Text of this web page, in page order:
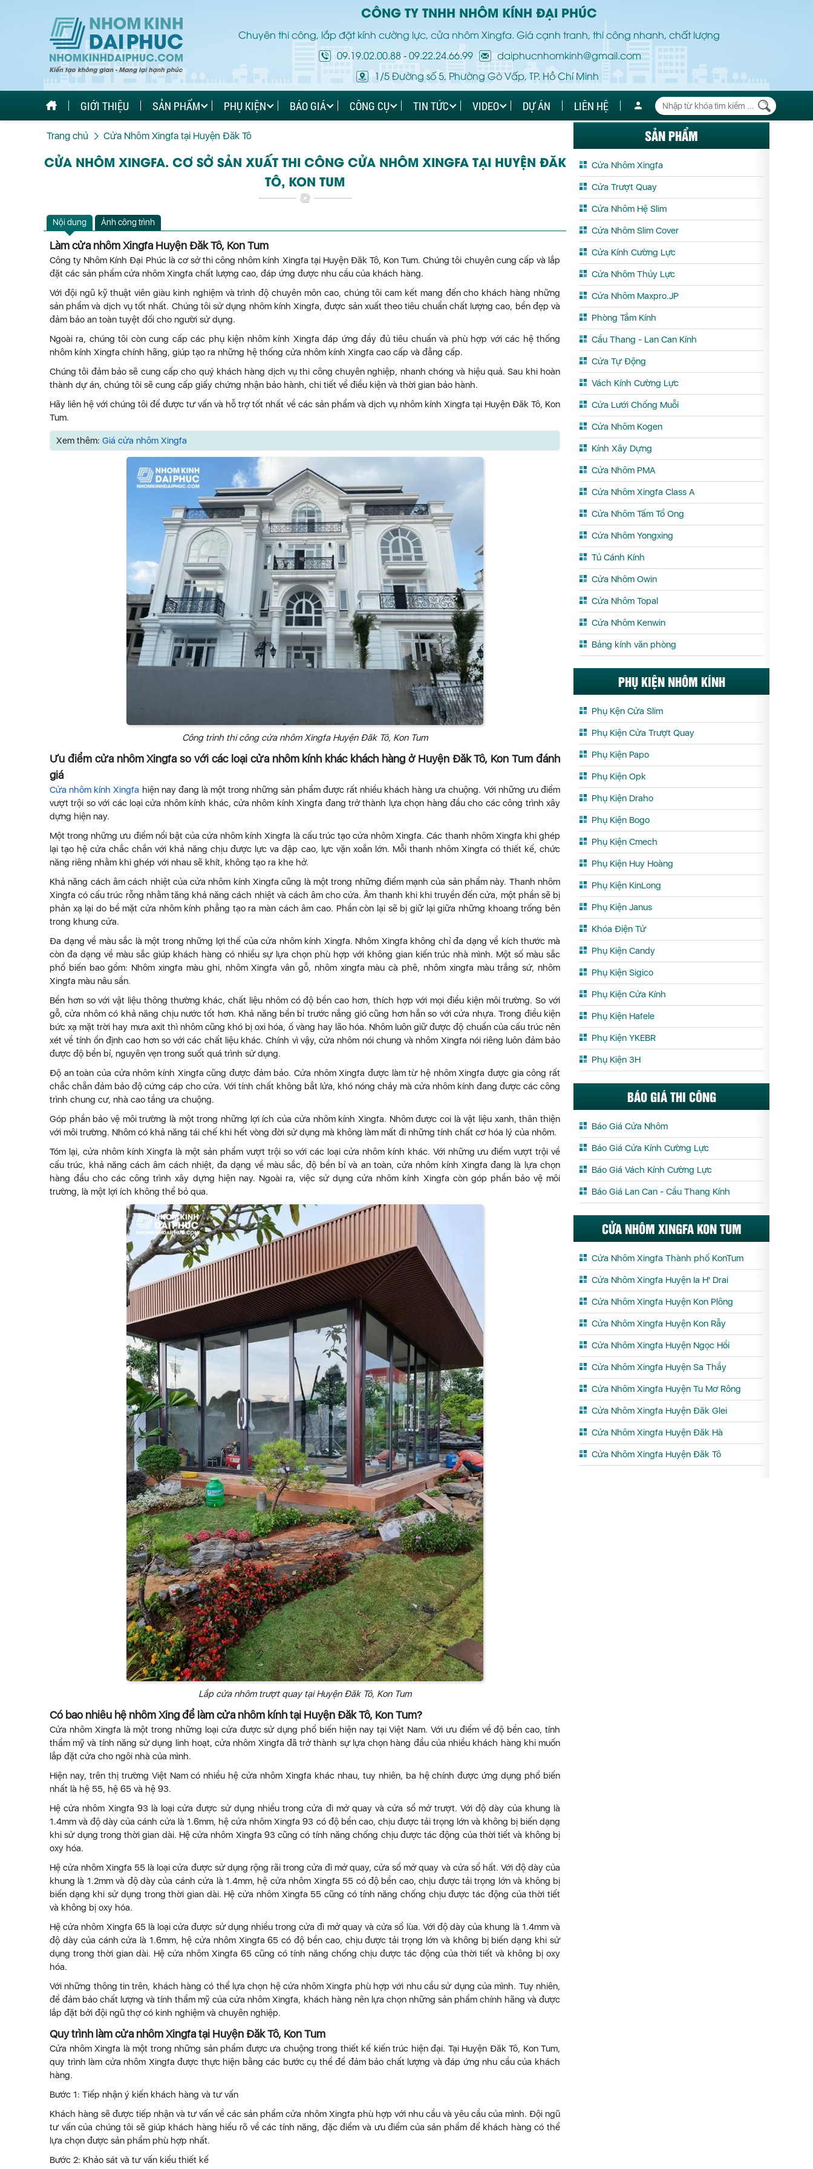
CÔNG TY TNHH NHÔM KÍNH ĐẠI PHÚC
Chuyên thi công, lắp đặt kính cường lực, cửa nhôm Xingfa. Giá cạnh tranh, thi công nhanh, chất lượng
09.19.02.00.88-09.22.24.66.99
daiphucnhomkinh@gmail.com
1/5 Đường số 5, Phường Gò Vấp, TP. Hồ Chí Minh
GIỚI THIỆU SẢN PHẨM PHỤ KIỆN BÁO GIÁ CÔNG CỤ TIN TỨC VIDEO DỰ ÁN LIÊN HỆ
Trang chủ Cửa Nhôm Xingfa tại Huyện Đăk Tô
CỬA NHÔM XINGFA. CƠ SỞ SẢN XUẤT THI CÔNG CỬA NHÔM XINGFA TẠI HUYỆN ĐĂK
TÔ, KON TUM
Nội dung Ảnh công trình
Làm cửa nhôm Xingfa Huyện Đăk Tô, Kon Tum
Công ty Nhôm Kính Đại Phúc là cơ sở thi công nhôm kính Xingfa tại Huyện Đăk Tô, Kon Tum. Chúng tôi chuyên cung cấp và lắp
đặt các sản phẩm cửa nhôm Xingfa chất lượng cao, đáp ứng được nhu cầu của khách hàng.
Với đội ngũ kỹ thuật viên giàu kinh nghiệm và trình độ chuyên môn cao, chúng tôi cam kết mang đến cho khách hàng những
sản phẩm và dịch vụ tốt nhất. Chúng tôi sử dụng nhôm kính Xingfa, được sản xuất theo tiêu chuẩn chất lượng cao, bền đẹp và
đảm bảo an toàn tuyệt đối cho người sử dụng.
Ngoài ra, chúng tôi còn cung cấp các phụ kiện nhôm kính Xingfa đáp ứng đầy đủ tiêu chuẩn và phù hợp với các hệ thống
nhôm kính Xingfa chính hãng, giúp tạo ra những hệ thống cửa nhôm kính Xingfa cao cấp và đẳng cấp.
Chúng tôi đảm bảo sẽ cung cấp cho quý khách hàng dịch vụ thi công chuyên nghiệp, nhanh chóng và hiệu quả. Sau khi hoàn
thành dự án, chúng tôi sẽ cung cấp giấy chứng nhận bảo hành, chi tiết về điều kiện và thời gian bảo hành.
Hãy liên hệ với chúng tôi để được tư vấn và hỗ trợ tốt nhất về các sản phẩm và dịch vụ nhôm kính Xingfa tại Huyện Đăk Tô, Kon
Tum.
Xem thêm: Giá cửa nhôm Xingfa
Công trình thi công cửa nhôm Xingfa Huyện Đăk Tô, Kon Tum
Ưu điểm cửa nhôm Xingfa so với các loại cửa nhôm kính khác khách hàng ở Huyện Đăk Tô, Kon Tum đánh
giá
Cửa nhôm kính Xingfa hiện nay đang là một trong những sản phẩm được rất nhiều khách hàng ưa chuộng. Với những ưu điểm
vượt trội so với các loại cửa nhôm kính khác, cửa nhôm kính Xingfa đang trở thành lựa chọn hàng đầu cho các công trình xây
dựng hiện nay.
Một trong những ưu điểm nổi bật của cửa nhôm kính Xingfa là cấu trúc tạo cửa nhôm Xingfa. Các thanh nhôm Xingfa khi ghép
lại tạo hệ cửa chắc chắn với khả năng chịu được lực va đập cao, lực vặn xoắn lớn. Mỗi thanh nhôm Xingfa có thiết kế, chức
năng riêng nhằm khi ghép với nhau sẽ khít, không tạo ra khe hở.
Khả năng cách âm cách nhiệt của cửa nhôm kính Xingfa cũng là một trong những điểm mạnh của sản phẩm này. Thanh nhôm
Xingfa có cấu trúc rỗng nhằm tăng khả năng cách nhiệt và cách âm cho cửa. Âm thanh khi khi truyền đến cửa, một phần sẽ bị
phản xạ lại do bề mặt cửa nhôm kính phẳng tạo ra màn cách âm cao. Phần còn lại sẽ bị giữ lại giữa những khoang trống bên
trong khung cửa.
Đa dạng về màu sắc là một trong những lợi thế của cửa nhôm kính Xingfa. Nhôm Xingfa không chỉ đa dạng về kích thước mà
còn đa dạng về màu sắc giúp khách hàng có nhiều sự lựa chọn phù hợp với không gian kiến trúc nhà mình. Một số màu sắc
phổ biến bao gồm: Nhôm xingfa màu ghi, nhôm Xingfa vân gỗ, nhôm xingfa màu cà phê, nhôm xingfa màu trắng sứ, nhôm
Xingfa màu nâu sần.
Bền hơn so với vật liệu thông thường khác, chất liệu nhôm có độ bền cao hơn, thích hợp với mọi điều kiện môi trường. So với
gỗ, cửa nhôm có khả năng chịu nước tốt hơn. Khả năng bền bỉ trước nắng gió cũng hơn hẳn so với cửa nhựa. Trong điều kiện
bức xạ mặt trời hay mưa axit thì nhôm cũng khó bị oxi hóa, ố vàng hay lão hóa. Nhôm luôn giữ được độ chuẩn của cấu trúc nên
xét về tính ổn định cao hơn so với các chất liệu khác. Chính vì vậy, cửa nhôm nói chung và nhôm Xingfa nói riêng luôn đảm bảo
được độ bền bỉ, nguyên vẹn trong suốt quá trình sử dụng.
Độ an toàn của cửa nhôm kính Xingfa cũng được đảm bảo. Cửa nhôm Xingfa được làm từ hệ nhôm Xingfa được gia công rất
chắc chắn đảm bảo độ cứng cáp cho cửa. Với tính chất không bắt lửa, khó nóng chảy mà cửa nhôm kính đang được các công
trình chung cư, nhà cao tầng ưa chuộng.
Góp phần bảo vệ môi trường là một trong những lợi ích của cửa nhôm kính Xingfa. Nhôm được coi là vật liệu xanh, thân thiện
với môi trường. Nhôm có khả năng tái chế khi hết vòng đời sử dụng mà không làm mất đi những tính chất cơ hóa lý của nhôm.
Tóm lại, cửa nhôm kính Xingfa là một sản phẩm vượt trội so với các loại cửa nhôm kính khác. Với những ưu điểm vượt trội về
cấu trúc, khả năng cách âm cách nhiệt, đa dạng về màu sắc, độ bền bỉ và an toàn, cửa nhôm kính Xingfa đang là lựa chọn
hàng đầu cho các công trình xây dựng hiện nay. Ngoài ra, việc sử dụng cửa nhôm kính Xingfa còn góp phần bảo vệ môi
trường, là một lợi ích không thể bỏ qua.
Lắp cửa nhôm trượt quay tại Huyện Đăk Tô, Kon Tum
Có bao nhiêu hệ nhôm Xing để làm cửa nhôm kính tại Huyện Đăk Tô, Kon Tum?
Cửa nhôm Xingfa là một trong những loại cửa được sử dụng phổ biến hiện nay tại Việt Nam. Với ưu điểm về độ bền cao, tính
thẩm mỹ và tính năng sử dụng linh hoạt, cửa nhôm Xingfa đã trở thành sự lựa chọn hàng đầu của nhiều khách hàng khi muốn
lắp đặt cửa cho ngôi nhà của mình.
Hiện nay, trên thị trường Việt Nam có nhiều hệ cửa nhôm Xingfa khác nhau, tuy nhiên, ba hệ chính được ứng dụng phổ biến
nhất là hệ 55, hệ 65 và hệ 93.
Hệ cửa nhôm Xingfa 93 là loại cửa được sử dụng nhiều trong cửa đi mở quay và cửa sổ mở trượt. Với độ dày của khung là
1.4mm và độ dày của cánh cửa là 1.6mm, hệ cửa nhôm Xingfa 93 có độ bền cao, chịu được tải trọng lớn và không bị biến dạng
khi sử dụng trong thời gian dài. Hệ cửa nhôm Xingfa 93 cũng có tính năng chống chịu được tác động của thời tiết và không bị
oxy hóa.
Hệ cửa nhôm Xingfa 55 là loại cửa được sử dụng rộng rãi trong cửa đi mở quay, cửa sổ mở quay và cửa sổ hất. Với độ dày của
khung là 1.2mm và độ dày của cánh cửa là 1.4mm, hệ cửa nhôm Xingfa 55 có độ bền cao, chịu được tải trọng lớn và không bị
biến dạng khi sử dụng trong thời gian dài. Hệ cửa nhôm Xingfa 55 cũng có tính năng chống chịu được tác động của thời tiết
và không bị oxy hóa.
Hệ cửa nhôm Xingfa 65 là loại cửa được sử dụng nhiều trong cửa đi mở quay và cửa sổ lùa. Với độ dày của khung là 1.4mm và
độ dày của cánh cửa là 1.6mm, hệ cửa nhôm Xingfa 65 có độ bền cao, chịu được tải trọng lớn và không bị biến dạng khi sử
dụng trong thời gian dài. Hệ cửa nhôm Xingfa 65 cũng có tính năng chống chịu được tác động của thời tiết và không bị oxy
hóa.
Với những thông tin trên, khách hàng có thể lựa chọn hệ cửa nhôm Xingfa phù hợp với nhu cầu sử dụng của mình. Tuy nhiên,
để đảm bảo chất lượng và tính thẩm mỹ của cửa nhôm Xingfa, khách hàng nên lựa chọn những sản phẩm chính hãng và được
lắp đặt bởi đội ngũ thợ có kinh nghiệm và chuyên nghiệp.
Quy trình làm cửa nhôm Xingfa tại Huyện Đăk Tô, Kon Tum
Cửa nhôm Xingfa là một trong những sản phẩm được ưa chuộng trong thiết kế kiến trúc hiện đại. Tại Huyện Đăk Tô, Kon Tum,
quy trình làm cửa nhôm Xingfa được thực hiện bằng các bước cụ thể để đảm bảo chất lượng và đáp ứng nhu cầu của khách
hàng.
Bước 1: Tiếp nhận ý kiến khách hàng và tư vấn
Khách hàng sẽ được tiếp nhận và tư vấn về các sản phẩm cửa nhôm Xingfa phù hợp với nhu cầu và yêu cầu của mình. Đội ngũ
tư vấn của chúng tôi sẽ giúp khách hàng hiểu rõ về các tính năng, đặc điểm và ưu điểm của sản phẩm để khách hàng có thể
lựa chọn được sản phẩm phù hợp nhất.
Bước 2: Khảo sát và tư vấn kiểu thiết kế
SẢN PHẨM
Cửa Nhôm Xingfa
Cửa Trượt Quay
Cửa Nhôm Hệ Slim
Cửa Nhôm Slim Cover
Cửa Kính Cường Lực
Cửa Nhôm Thủy Lực
Cửa Nhôm Maxpro.JP
Phòng Tắm Kính
Cầu Thang - Lan Can Kính
Cửa Tự Động
Vách Kính Cường Lực
Cửa Lưới Chống Muỗi
Cửa Nhôm Kogen
Kính Xây Dựng
Cửa Nhôm PMA
Cửa Nhôm Xingfa Class A
Cửa Nhôm Tấm Tổ Ong
Cửa Nhôm Yongxing
Tủ Cánh Kính
Cửa Nhôm Owin
Cửa Nhôm Topal
Cửa Nhôm Kenwin
Bảng kính văn phòng
PHỤ KIỆN NHÔM KÍNH
Phụ Kện Cửa Slim
Phụ Kiện Cửa Trượt Quay
Phụ Kiện Papo
Phụ Kiện Opk
Phụ Kiện Draho
Phụ Kiện Bogo
Phụ Kiện Cmech
Phụ Kiện Huy Hoàng
Phụ Kiện KinLong
Phụ Kiện Janus
Khóa Điện Tử
Phụ Kiện Candy
Phụ Kiện Sigico
Phụ Kiện Cửa Kính
Phụ Kiện Hafele
Phụ Kiện YKEBR
Phụ Kiện 3H
BÁO GIÁ THI CÔNG
Báo Giá Cửa Nhôm
Báo Giá Cửa Kính Cường Lực
Báo Giá Vách Kính Cường Lực
Báo Giá Lan Can - Cầu Thang Kính
CỬA NHÔM XINGFA KON TUM
Cửa Nhôm Xingfa Thành phố KonTum
Cửa Nhôm Xingfa Huyện Ia H' Drai
Cửa Nhôm Xingfa Huyện Kon Plông
Cửa Nhôm Xingfa Huyện Kon Rẫy
Cửa Nhôm Xingfa Huyện Ngọc Hồi
Cửa Nhôm Xingfa Huyện Sa Thầy
Cửa Nhôm Xingfa Huyện Tu Mơ Rông
Cửa Nhôm Xingfa Huyện Đăk Glei
Cửa Nhôm Xingfa Huyện Đăk Hà
Cửa Nhôm Xingfa Huyện Đăk Tô